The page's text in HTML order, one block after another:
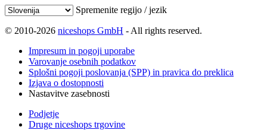
Spremenite regijo / jezik
© 2010-2026 niceshops GmbH - All rights reserved.
Impresum in pogoji uporabe
Varovanje osebnih podatkov
Splošni pogoji poslovanja (SPP) in pravica do preklica
Izjava o dostopnosti
Nastavitve zasebnosti
Podjetje
Druge niceshops trgovine